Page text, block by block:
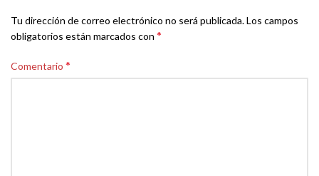
Tu dirección de correo electrónico no será publicada.Los campos
obligatorios están marcados con *
Comentario *